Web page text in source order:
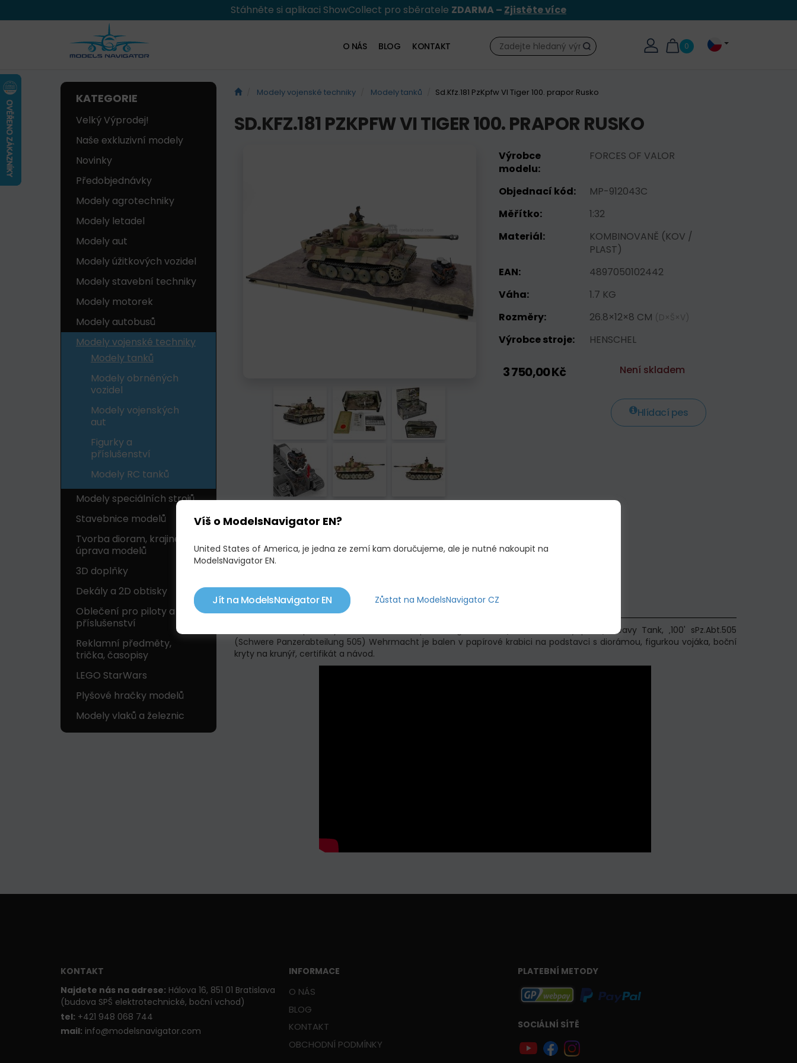
Stáhněte si aplikaci ShowCollect pro sběratele ZDARMA – Zjistěte více
0
Hledat
O NÁS BLOG KONTAKT
KATEGORIE
Velký Výprodej!
Naše exkluzivní modely
Novinky
Předobjednávky
Modely agrotechniky
Modely letadel
Modely aut
Modely úžitkových vozidel
Modely stavební techniky
Modely motorek
Modely autobusů
Modely vojenské techniky
Modely tanků
Modely obrněných
vozidel
Modely vojenských
aut
Figurky a
příslušenství
Modely RC tanků
Modely speciálních strojů
Stavebnice modelů
Tvorba dioram, krajinek a
úprava modelů
3D doplňky
Dekály a 2D obtisky
Oblečení pro piloty a
příslušenství
Reklamní předměty,
trička, časopisy
LEGO StarWars
Plyšové hračky modelů
Modely vlaků a železnic
Modely vojenské techniky Modely tanků Sd.Kfz.181 PzKpfw VI Tiger 100. prapor Rusko
SD.KFZ.181 PZKPFW VI TIGER 100. PRAPOR RUSKO
Výrobce
modelu:
FORCES OF VALOR
Objednací kód:
MP-912043C
Měřítko:
1:32
Materiál:
KOMBINOVANĚ (KOV /
PLAST)
EAN:
4897050102442
Váha:
1.7 KG
Rozměry:
26.8×12×8 CM (D×Š×V)
Výrobce stroje: HENSCHEL
3 750,00 Kč Není skladem
Hlídací pes
POPIS PRODUKTU
Kvalitní kovovo-plastový model tanku Pz.Kpfw.VI Tiger Ausf.E (Sd.Kfz. 181 early prod.) Heavy Tank, ‚100' sPz.Abt.505
(Schwere Panzerabteilung 505) Wehrmacht je balen v papírové krabici na podstavci s diorámou, figurkou vojáka, boční
kryty na krunýř, certifikát a návod.
KONTAKT
Najdete nás na adrese: Hálova 16, 851 01 Bratislava
(budova SPŠ elektrotechnické, boční vchod)
tel: +421 948 068 744
mail: info@modelsnavigator.com
INFORMACE
O NÁS
BLOG
KONTAKT
OBCHODNÍ PODMÍNKY
PLATEBNÍ METODY
SOCIÁLNÍ SÍTĚ
Víš o ModelsNavigator EN?
United States of America, je jedna ze zemí kam doručujeme, ale je nutné nakoupit na
ModelsNavigator EN.
Jít na ModelsNavigator EN Zůstat na ModelsNavigator CZ